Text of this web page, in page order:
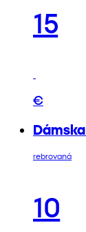
15
€
rebrovaná
10